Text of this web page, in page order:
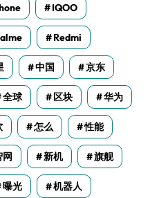
IQOO
Redmi
中国 京东
全球 区块 华为
怎么 性能
网 新机 旗舰
曝光 机器人